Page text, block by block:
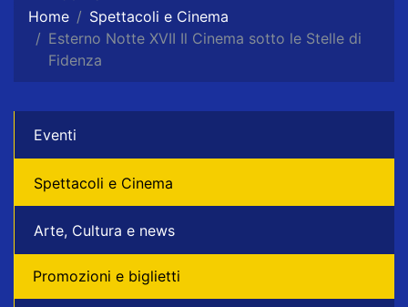
Home
Spettacoli e Cinema
Esterno Notte XVII Il Cinema sotto le Stelle di
Fidenza
Eventi
Spettacoli e Cinema
Arte, Cultura e news
Promozioni e biglietti